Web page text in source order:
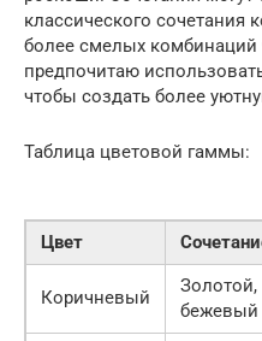
классического сочетания
более смелых комбинаций
предпочитаю
чтобы создать более
Таблица цветовой гаммы:
Цвет
Коричневый
Золотой,
бежевый